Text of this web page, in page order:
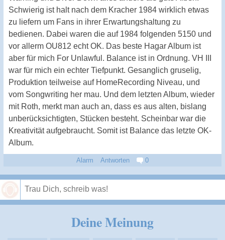
Schwierig ist halt nach dem Kracher 1984 wirklich etwas
zu liefern um Fans in ihrer Erwartungshaltung zu
bedienen. Dabei waren die auf 1984 folgenden 5150 und
vor allerm OU812 echt OK. Das beste Hagar Album ist
aber für mich For Unlawful. Balance ist in Ordnung. VH III
war für mich ein echter Tiefpunkt. Gesanglich gruselig,
Produktion teilweise auf HomeRecording Niveau, und
vom Songwriting her mau. Und dem letzten Album, wieder
mit Roth, merkt man auch an, dass es aus alten, bislang
unberücksichtigten, Stücken besteht. Scheinbar war die
Kreativität aufgebraucht. Somit ist Balance das letzte OK-
Album.
Alarm Antworten 0
Deine Meinung